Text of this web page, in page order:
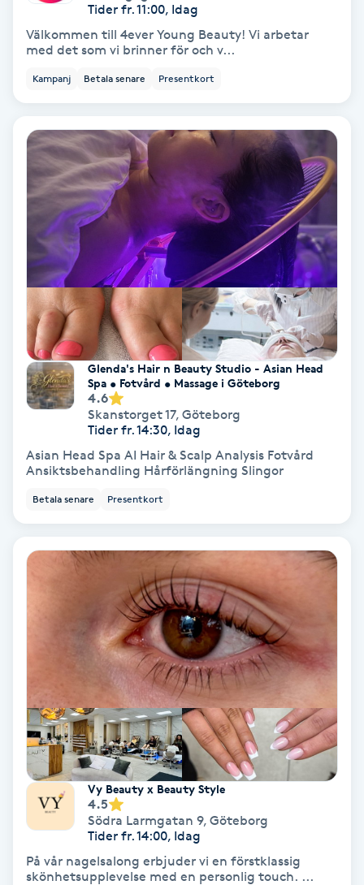
Regndroppsmassage
Reiki
Reikihealing
Reiki massage
Restorative Yoga
Rosacea
Rosenmetoden
Ryggmassage
Samtalsterapi
Singelfransar
Sjukgymnastik
Sklerosering
Skoinlägg
Skägg
Tider fr. 11:00, Idag
Välkommen till 4ever Young Beauty! Vi arbetar
med det som vi brinner för och v...
Kampanj Betala senare Presentkort
Glenda's Hair n Beauty Studio - Asian Head
Spa • Fotvård • Massage i Göteborg
4.6
Skanstorget 17, Göteborg
Tider fr. 14:30, Idag
Asian Head Spa AI Hair & Scalp Analysis Fotvård
Ansiktsbehandling Hårförlängning Slingor
Betala senare Presentkort
Vy Beauty x Beauty Style
4.5
Södra Larmgatan 9, Göteborg
Tider fr. 14:00, Idag
På vår nagelsalong erbjuder vi en förstklassig
skönhetsupplevelse med en personlig touch. ...